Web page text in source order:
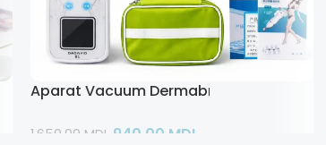
Aparat Vacuum Dermabraziune tip 2
1.650,00 MDL 940,00 MDL